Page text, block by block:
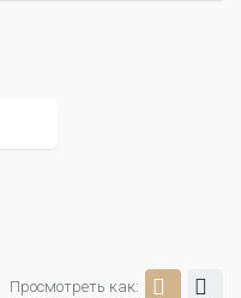
Просмотреть как: